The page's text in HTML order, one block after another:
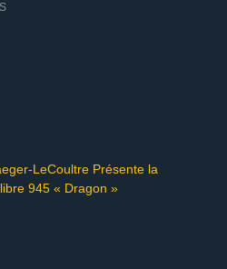
LeCoultre Présente la
945 « Dragon »